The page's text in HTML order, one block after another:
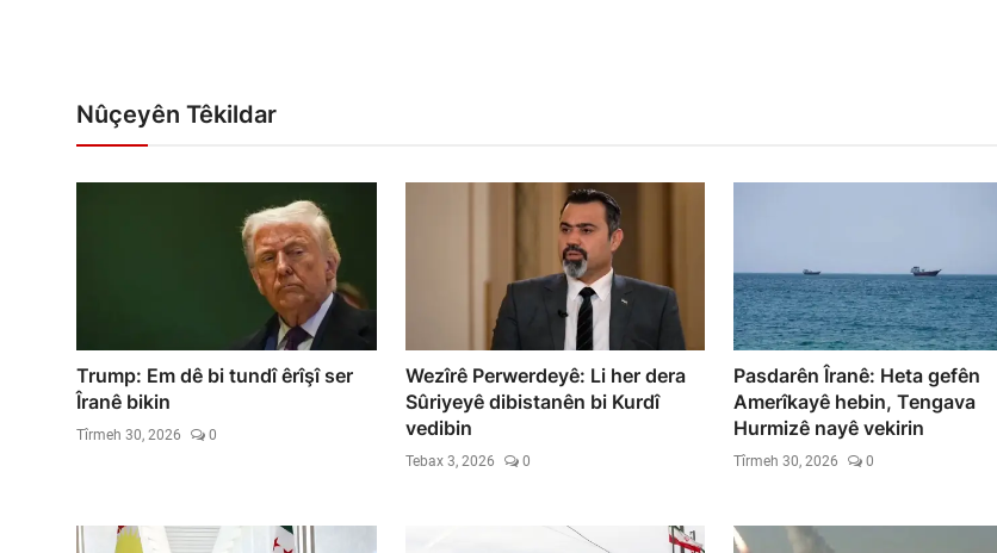
Nûçeyên Têkildar
Trump: Em dê bi tundî êrîşî ser
Îranê bikin
Tîrmeh 30, 2026 0
Wezîrê Perwerdeyê: Li her dera
Sûriyeyê dibistanên bi Kurdî
vedibin
Tebax 3, 2026 0
Pasdarên Îranê: Heta gefên
Amerîkayê hebin, Tengava
Hurmizê nayê vekirin
Tîrmeh 30, 2026 0